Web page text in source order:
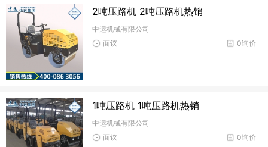
2吨压路机 2吨压路机热销
中运机械有限公司
0询价
面议
1吨压路机 1吨压路机热销
中运机械有限公司
0询价
面议